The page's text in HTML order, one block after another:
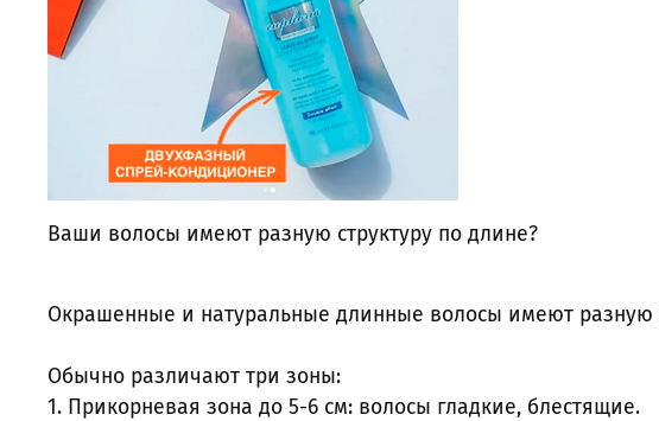
Ваши волосы имеют разную структуру по длине?
Окрашенные и натуральные длинные волосы имеют разную
Обычно различают три зоны:
1. Прикорневая зона до 5-6 см: волосы гладкие, блестящие.